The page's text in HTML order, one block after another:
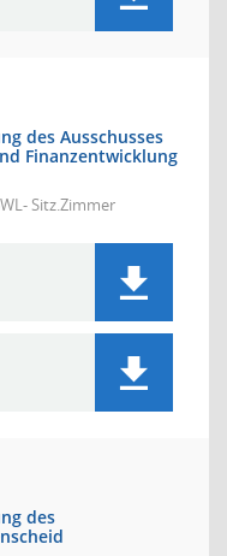
des Ausschusses
Finanzentwicklung
Sitz.Zimmer
des